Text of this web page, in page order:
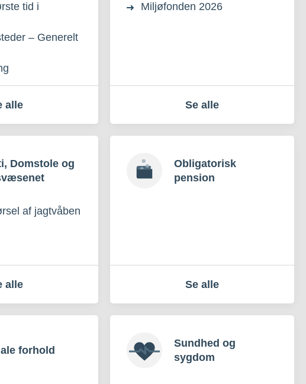
tid i
– Generelt
alle
Miljøfonden 2026
Se alle
Domstole og
af jagtvåben
alle
Obligatorisk
pension
Se alle
forhold
Sundhed og
sygdom